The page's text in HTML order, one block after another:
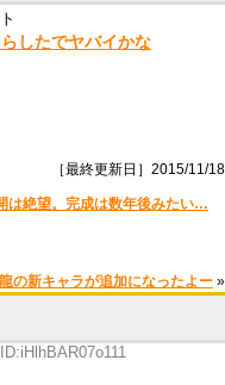
したでヤバイかな
［最終更新日］2015/11/18
は絶望。完成は数年後みたい…
の新キャラが追加になったよー »